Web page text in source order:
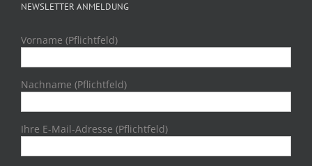
NEWSLETTER ANMELDUNG
Vorname (Pflichtfeld)
Nachname (Pflichtfeld)
Ihre E-Mail-Adresse (Pflichtfeld)